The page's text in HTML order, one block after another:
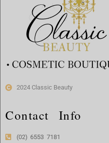
2024 Classic Beauty
Contact Info
(02) 6553 7181